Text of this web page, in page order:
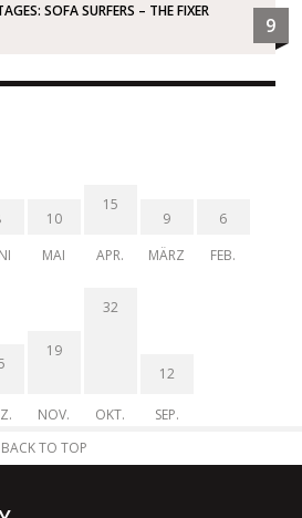
SOFA SURFERS – THE FIXER
9
10
MAI
15
APR.
9
MÄRZ
6
FEB.
19
NOV.
32
OKT.
12
SEP.
BACK TO TOP